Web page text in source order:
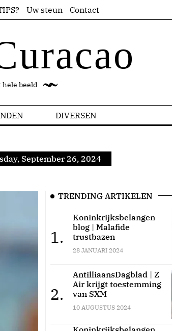
Uw steun Contact
hele beeld
DIVERSEN
September 26, 2024
TRENDING ARTIKELEN
1.
Koninkrijksbelangen
blog | Malafide
trustbazen
28 JANUARI 2024
2.
AntilliaansDagblad | Z
Air krijgt toestemming
van SXM
10 AUGUSTUS 2024